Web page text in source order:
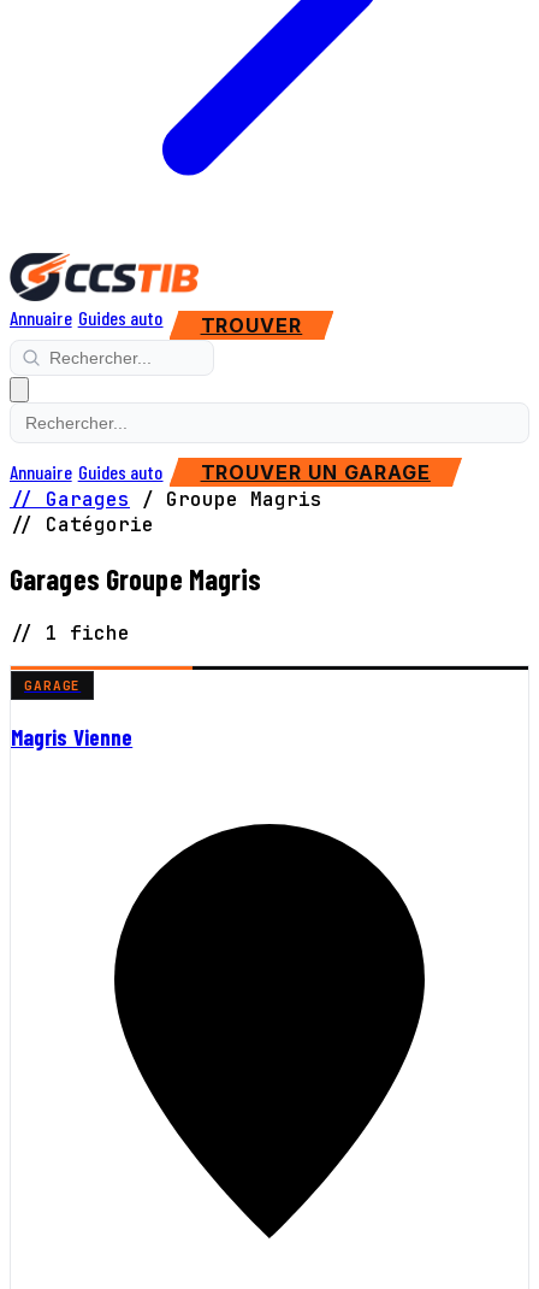
Annuaire Guides auto TROUVER
Annuaire Guides auto TROUVER UN GARAGE
// Garages / Groupe Magris
// Catégorie
Garages Groupe Magris
// 1 fiche
GARAGE
Magris Vienne